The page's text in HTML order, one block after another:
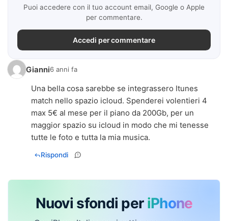
Puoi accedere con il tuo account email, Google o Apple
per commentare.
Accedi per commentare
Gianni6 anni fa
Una bella cosa sarebbe se integrassero Itunes
match nello spazio icloud. Spenderei volentieri 4
max 5€ al mese per il piano da 200Gb, per un
maggior spazio su icloud in modo che mi tenesse
tutte le foto e tutta la mia musica.
Rispondi
Nuovi sfondi per iPhone